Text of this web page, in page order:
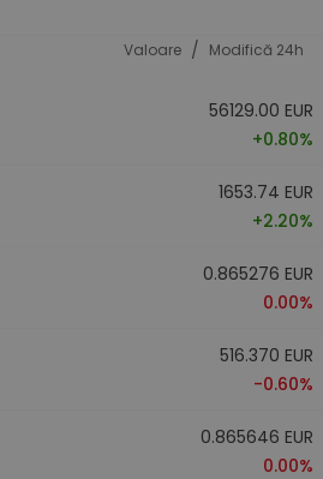
Valoare / Modifică 24h
56129.00 EUR
+0.80%
1653.74 EUR
+2.20%
0.865276 EUR
0.00%
516.370 EUR
-0.60%
0.865646 EUR
0.00%